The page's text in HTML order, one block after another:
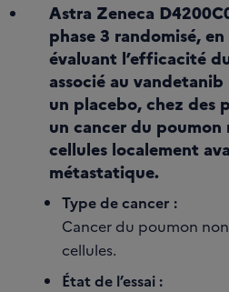
Astra Zeneca
phase 3 randomisé,
évaluant l’efficacité
associé au
un placebo, chez des
un cancer du poumon
cellules localement
métastatique.
Type de cancer :
Cancer du poumon
cellules.
État de l’essai :